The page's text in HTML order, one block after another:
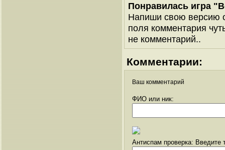
Понравилась игра
Напиши свою версию
поля комментария
не комментарий..
Комментарии:
Ваш комментарий
ФИО или ник:
Антиспам проверка: Введите